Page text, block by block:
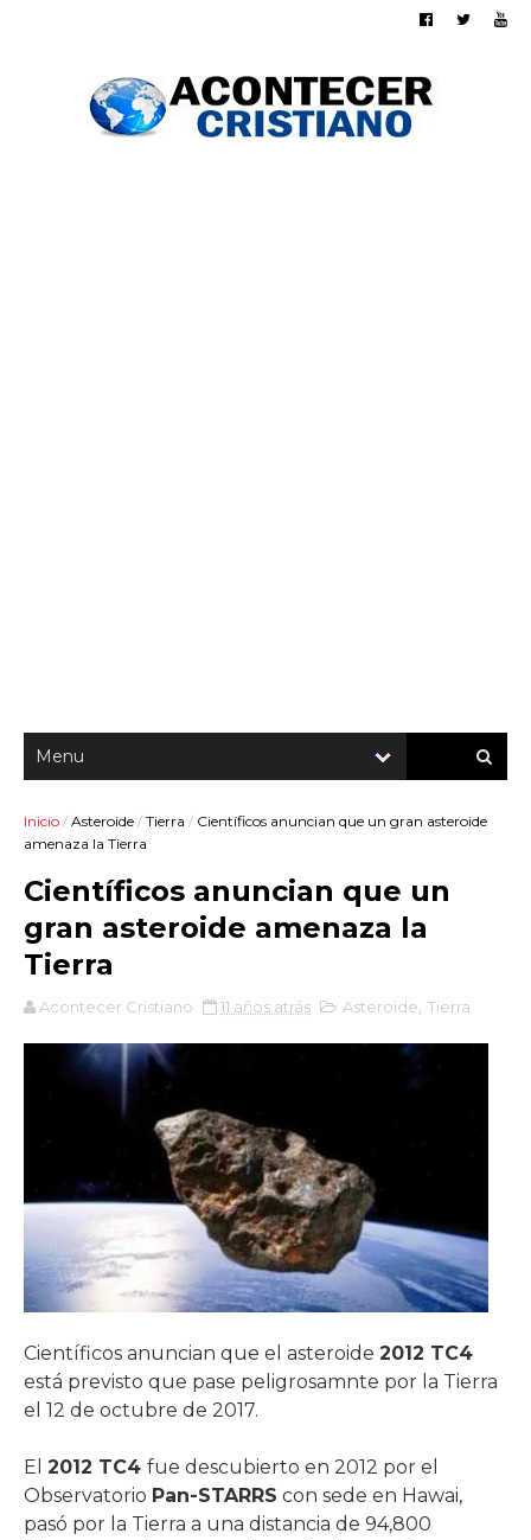
Inicio / Asteroide / Tierra / Científicos anuncian que un gran asteroide
amenaza la Tierra
Científicos anuncian que un
gran asteroide amenaza la
Tierra
Acontecer Cristiano 11 años atrás Asteroide Tierra
Científicos anuncian que el asteroide 2012 TC4
está previsto que pase peligrosamnte por la Tierra
el 12 de octubre de 2017.
El 2012 TC4 fue descubierto en 2012 por el
Observatorio Pan-STARRS con sede en Hawai,
pasó por la Tierra a una distancia de 94,800